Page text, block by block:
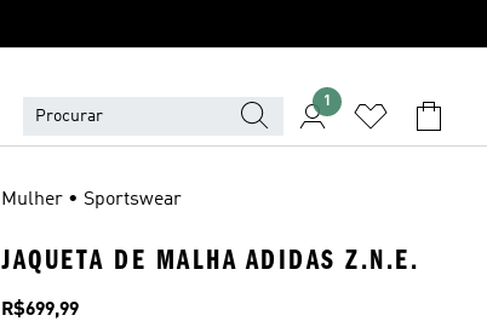
1
Mulher • Sportswear
JAQUETA DE MALHA ADIDAS Z.N.E.
Preço
R$699,99